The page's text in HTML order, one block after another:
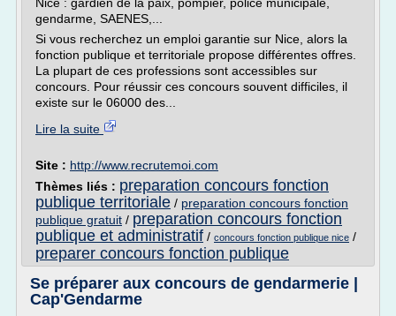
gendarme, SAENES,...
Si vous recherchez un emploi garantie sur Nice, alors la
fonction publique et territoriale propose différentes offres.
La plupart de ces professions sont accessibles sur
concours. Pour réussir ces concours souvent difficiles, il
existe sur le 06000 des...
Lire la suite
Site : http://www.recrutemoi.com
Thèmes liés : preparation concours fonction
publique territoriale / preparation concours fonction
publique gratuit / preparation concours fonction
publique et administratif / concours fonction publique nice /
preparer concours fonction publique
Se préparer aux concours de gendarmerie |
Cap'Gendarme